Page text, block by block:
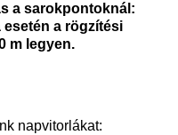
a sarokpontoknál:
esetén a rögzítési
m legyen.
napvitorlákat: